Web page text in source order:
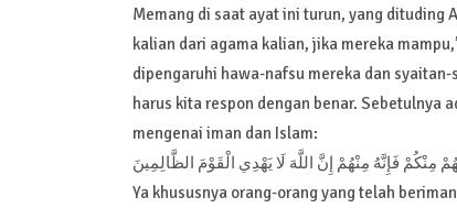
Memang di saat ayat ini turun, yang dituding
kalian dari agama kalian, jika mereka
dipengaruhi hawa-nafsu mereka dan
harus kita respon dengan benar. Sebetulnya
mengenai iman dan Islam:
مِنْكُمْ فَإِنَّهُ مِنْهُمْ إِنَّ اللَّهَ لَا يَهْدِي الْقَوْمَ الظَّالِمِينَ
Ya khususnya orang-orang yang telah